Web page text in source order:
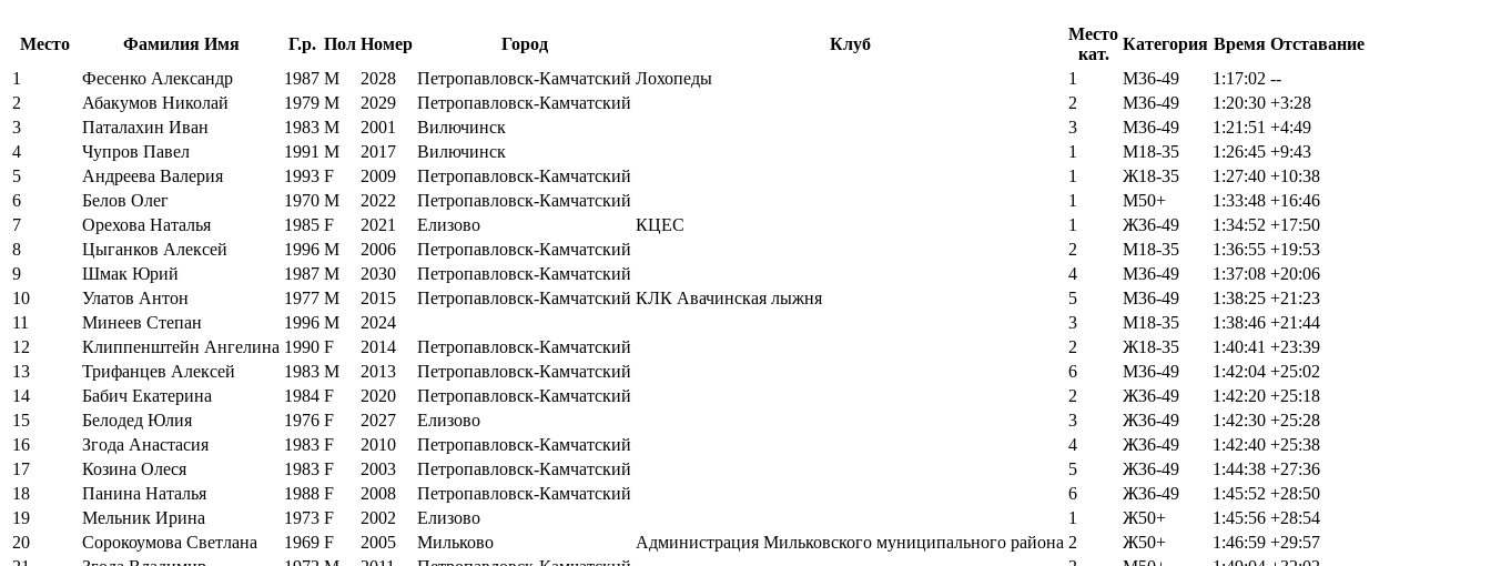
Место Фамилия Имя Г.р. Пол Номер Город Клуб
Место
кат.
Категория Время Отставание
1
Фесенко Александр 1987 M 2028 Петропавловск-Камчатский Лохопеды 1 М36-49 1:17:02 --
2
Абакумов Николай 1979 M 2029 Петропавловск-Камчатский 2 М36-49 1:20:30 +3:28
3
Паталахин Иван 1983 M 2001 Вилючинск 3 М36-49 1:21:51 +4:49
4
Чупров Павел 1991 M 2017 Вилючинск 1 М18-35 1:26:45 +9:43
5
Андреева Валерия 1993 F 2009 Петропавловск-Камчатский 1 Ж18-35 1:27:40 +10:38
6
Белов Олег 1970 M 2022 Петропавловск-Камчатский 1 М50+ 1:33:48 +16:46
7
Орехова Наталья 1985 F 2021 Елизово КЦЕС 1 Ж36-49 1:34:52 +17:50
8
Цыганков Алексей 1996 M 2006 Петропавловск-Камчатский 2 М18-35 1:36:55 +19:53
9
Шмак Юрий 1987 M 2030 Петропавловск-Камчатский 4 М36-49 1:37:08 +20:06
10
Улатов Антон 1977 M 2015 Петропавловск-Камчатский КЛК Авачинская лыжня 5 М36-49 1:38:25 +21:23
11
Минеев Степан 1996 M 2024 3 М18-35 1:38:46 +21:44
12
Клиппенштейн Ангелина 1990 F 2014 Петропавловск-Камчатский 2 Ж18-35 1:40:41 +23:39
13
Трифанцев Алексей 1983 M 2013 Петропавловск-Камчатский 6 М36-49 1:42:04 +25:02
14
Бабич Екатерина 1984 F 2020 Петропавловск-Камчатский 2 Ж36-49 1:42:20 +25:18
15
Белодед Юлия 1976 F 2027 Елизово 3 Ж36-49 1:42:30 +25:28
16
Згода Анастасия 1983 F 2010 Петропавловск-Камчатский 4 Ж36-49 1:42:40 +25:38
17
Козина Олеся 1983 F 2003 Петропавловск-Камчатский 5 Ж36-49 1:44:38 +27:36
18
Панина Наталья 1988 F 2008 Петропавловск-Камчатский 6 Ж36-49 1:45:52 +28:50
19
Мельник Ирина 1973 F 2002 Елизово 1 Ж50+ 1:45:56 +28:54
20
Сорокоумова Светлана 1969 F 2005 Мильково Администрация Мильковского муниципального района 2 Ж50+ 1:46:59 +29:57